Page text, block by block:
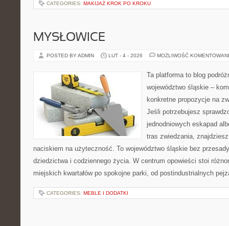
CATEGORIES: MAKIJAŻ KROK PO KROKU
MYSŁOWICE
POSTED BY ADMIN LUT - 4 - 2026 MOŻLIWOŚĆ
Ta platforma to blog
województwo śląskie –
konkretne propozycje na
Jeśli potrzebujesz
jednodniowych eskapad
tras zwiedzania,
naciskiem na użyteczność. To województwo śląskie bez
dziedzictwa i codziennego życia. W centrum opowieści stoi
miejskich kwartałów po spokojne parki, od postindustrialnych
CATEGORIES: MEBLE I DODATKI